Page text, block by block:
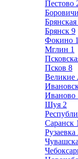
Пестово
Боровичи
Брянская
Брянск 9
Фокино 1
Мглин 1
Псков 8
Великие
Иваново
Шуя 2
Саранск
Рузаевка